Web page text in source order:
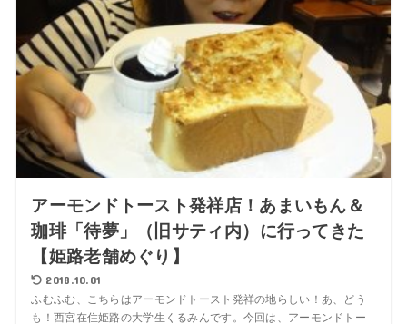
アーモンドトースト発祥店！あまいもん＆
珈琲「待夢」（旧サティ内）に行ってきた
【姫路老舗めぐり】
2018.10.01
ふむふむ、こちらはアーモンドトースト発祥の地らしい！あ、どう
も！西宮在住姫路の大学生くるみんです。今回は、アーモンドトー